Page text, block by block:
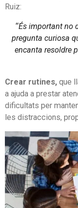
Ruiz:
“És important no
pregunta curiosa
encanta resoldre
Crear rutines, que
a ajuda a prestar
dificultats per
les distraccions,